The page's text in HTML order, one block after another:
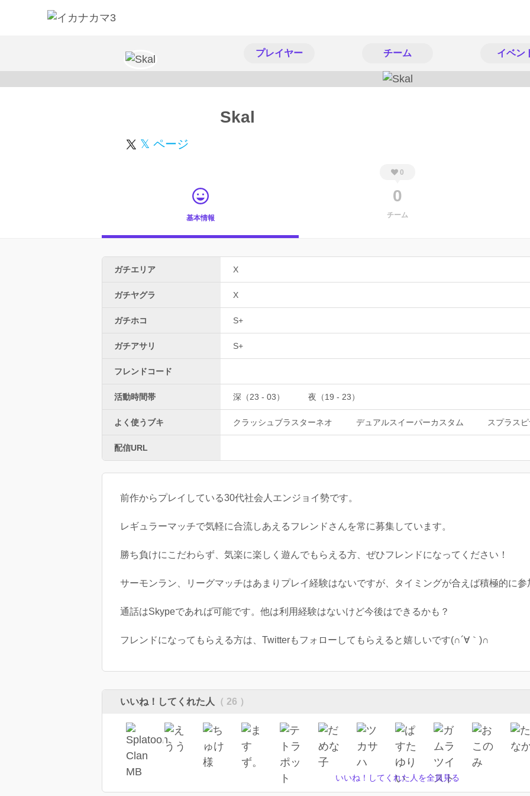
プレイヤー チーム イベン
Skal
𝕏 ページ
基本情報
0
0
チーム
ガチエリア X
ガチヤグラ X
ガチホコ S+
ガチアサリ S+
フレンドコード
活動時間帯 深（23 - 03） 夜（19 - 23）
よく使うブキ クラッシュブラスターネオ デュアルスイーパーカスタム スプラス
配信URL
前作からプレイしている30代社会人エンジョイ勢です。
レギュラーマッチで気軽に合流しあえるフレンドさんを常に募集しています。
勝ち負けにこだわらず、気楽に楽しく遊んでもらえる方、ぜひフレンドになってください！
サーモンラン、リーグマッチはあまりプレイ経験はないですが、タイミングが合えば積極的に
通話はSkypeであれば可能です。他は利用経験はないけど今後はできるかも？
フレンドになってもらえる方は、Twitterもフォローしてもらえると嬉しいです(∩´∀｀)∩
いいね！してくれた人 （ 26 ）
いいね！してくれた人を全員見る